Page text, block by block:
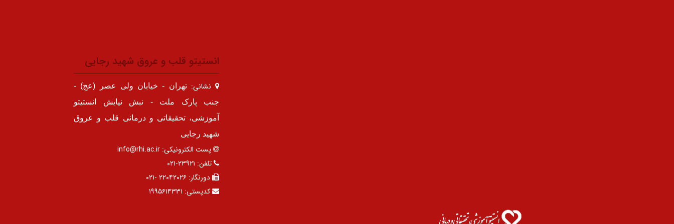
انستیتو قلب و عروق شهید رجایی
نشانی:تهران - خیابان ولی عصر (عج) -
جنب پارک ملت - نبش نیایش انستیتو
آموزشی، تحقیقاتی و درمانی قلب و عروق
شهید رجایی
پست الکترونیکی: info@rhi.ac.ir
تلفن: ۲۳۹۲۱-۰۲۱
دورنگار: ۲۲۰۴۲۰۲۶ -۰۲۱
کدپستی: ۱۹۹۵۶۱۴۳۳۱